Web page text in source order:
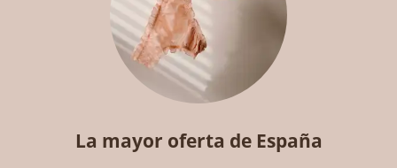
La mayor oferta de España